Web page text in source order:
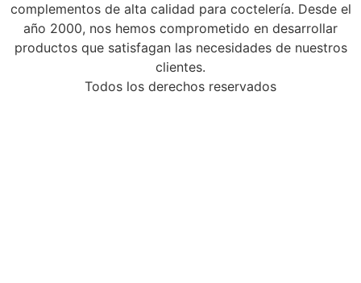
complementos de alta calidad para coctelería. Desde el
año 2000, nos hemos comprometido en desarrollar
productos que satisfagan las necesidades de nuestros
clientes.
Todos los derechos reservados